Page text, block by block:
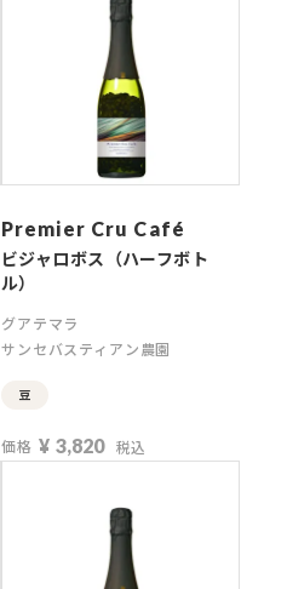
Premier Cru Café
ビジャロボス（ハーフボト
ル）
グアテマラ
サンセバスティアン農園
豆
価格 ¥ 3,820 税込